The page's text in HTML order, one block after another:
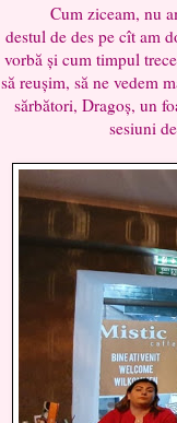
Cum ziceam, nu am
destul de des pe cît am
vorbă și cum timpul
să reușim, să ne vedem
sărbători, Dragoș, un
sesiuni